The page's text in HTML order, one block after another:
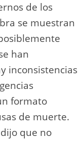
de los
se muestran
han
inconsistencias
formato
de muerte.
que no